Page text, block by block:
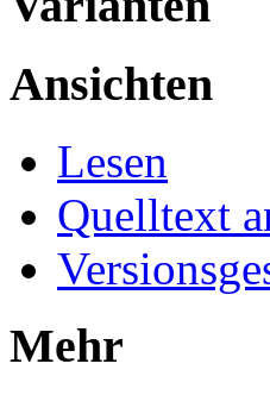
Ansichten
Lesen
Quelltext
Mehr